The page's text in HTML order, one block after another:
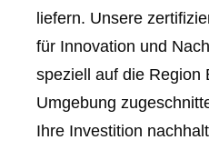
liefern. Unsere
für Innovation und
speziell auf die Region
Umgebung
Ihre Investition